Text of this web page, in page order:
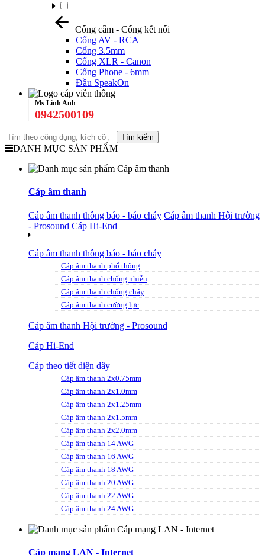
Cổng cắm - Cổng kết nối
Cổng AV - RCA
Cổng 3.5mm
Cổng XLR - Canon
Cổng Phone - 6mm
Đầu SpeakOn
Ms Linh Anh
0942500109
DANH MỤC SẢN PHẨM
Cáp âm thanh
Cáp âm thanh thông báo - báo cháy Cáp âm thanh Hội trường
- Prosound Cáp Hi-End
Cáp âm thanh thông báo - báo cháy
Cáp âm thanh phổ thông
Cáp âm thanh chống nhiễu
Cáp âm thanh chống cháy
Cáp âm thanh cường lực
Cáp âm thanh Hội trường - Prosound
Cáp Hi-End
Cáp theo tiết diện dây
Cáp âm thanh 2x0.75mm
Cáp âm thanh 2x1.0mm
Cáp âm thanh 2x1.25mm
Cáp âm thanh 2x1.5mm
Cáp âm thanh 2x2.0mm
Cáp âm thanh 14 AWG
Cáp âm thanh 16 AWG
Cáp âm thanh 18 AWG
Cáp âm thanh 20 AWG
Cáp âm thanh 22 AWG
Cáp âm thanh 24 AWG
Cáp mạng LAN - Internet